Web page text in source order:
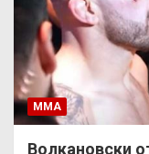
ММА
Волкановски